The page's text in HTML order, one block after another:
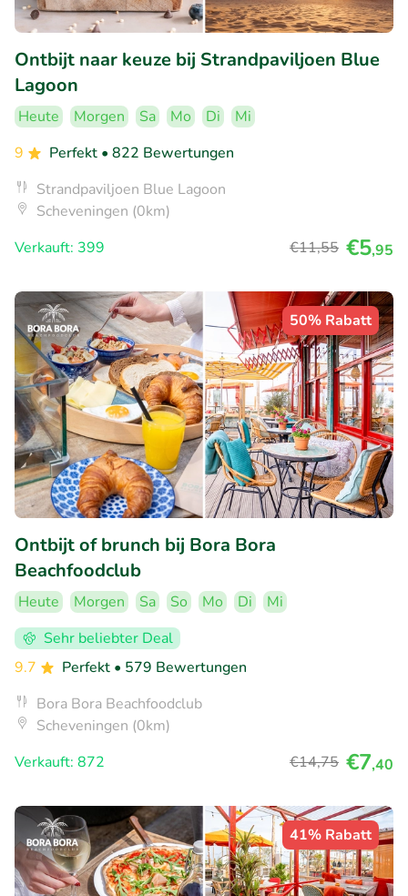
Ontbijt naar keuze bij Strandpaviljoen Blue
Lagoon
Heute Morgen Sa Mo Di
Mi
9
Perfekt • 822 Bewertungen
Strandpaviljoen Blue Lagoon
Scheveningen (0km)
Verkauft: 399
€11,55 €5,95
50% Rabatt
Ontbijt of brunch bij Bora Bora
Beachfoodclub
Heute Morgen Sa So Mo Di
Mi
Sehr beliebter Deal
9.7
Perfekt • 579 Bewertungen
Bora Bora Beachfoodclub
Scheveningen (0km)
Verkauft: 872
€14,75 €7,40
41% Rabatt